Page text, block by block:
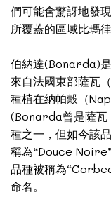
們可能會驚訝地發
所覆蓋的區域比瑪
伯納達(Bonarda)
來自法國東部薩瓦
種植在納帕穀（
(Bonarda曾是薩瓦
種之一，但如今該
稱為“Douce
品種被稱為
命名。